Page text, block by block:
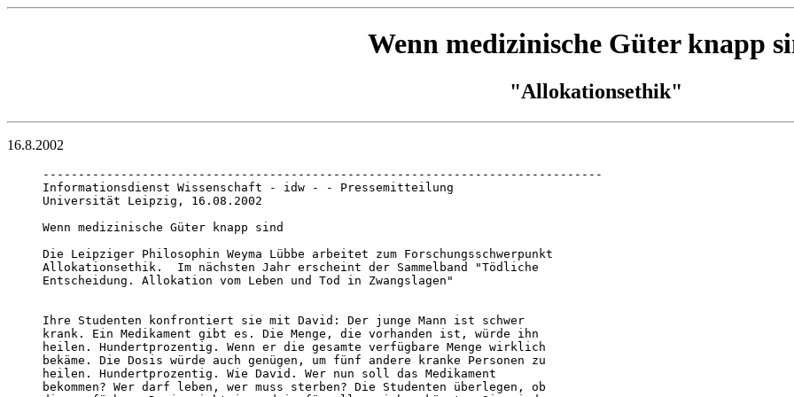
Wenn medizinische Güter knapp
"Allokationsethik"
16.8.2002
-------------------------------------------------------------------------------
Informationsdienst Wissenschaft - idw - - Pressemitteilung
Universität Leipzig, 16.08.2002
Wenn medizinische Güter knapp sind
Die Leipziger Philosophin Weyma Lübbe arbeitet zum Forschungsschwerpunkt
Allokationsethik.  Im nächsten Jahr erscheint der Sammelband "Tödliche
Entscheidung. Allokation vom Leben und Tod in Zwangslagen"
Ihre Studenten konfrontiert sie mit David: Der junge Mann ist schwer
krank. Ein Medikament gibt es. Die Menge, die vorhanden ist, würde ihn
heilen. Hundertprozentig. Wenn er die gesamte verfügbare Menge wirklich
bekäme. Die Dosis würde auch genügen, um fünf andere kranke Personen zu
heilen. Hundertprozentig. Wie David. Wer nun soll das Medikament
bekommen? Wer darf leben, wer muss sterben? Die Studenten überlegen, ob